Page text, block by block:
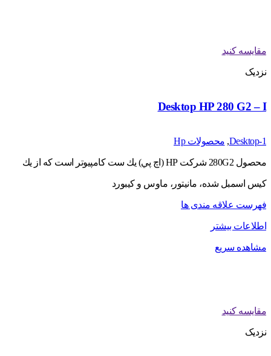
مقایسه کنید
نزدیک
Desktop HP 280 G2 – I
Desktop-1
, محصولات Hp
محصول 280G2 شركت HP (اچ پي) يك ست كامپيوتر است كه از يك
كيس اسمبل شده، مانيتور، ماوس و كيبورد
فهرست علاقه مندی ها
اطلاعات بیشتر
مشاهده سریع
مقایسه کنید
نزدیک